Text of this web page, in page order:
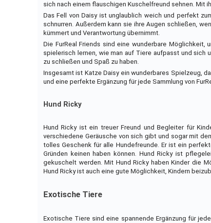
sich nach einem flauschigen Kuschelfreund sehnen. Mit
Das Fell von Daisy ist unglaublich weich und perfekt
schnurren. Außerdem kann sie ihre Augen schließen,
kümmert und Verantwortung übernimmt.
Die FurReal Friends sind eine wunderbare
spielerisch lernen, wie man auf Tiere aufpasst und
zu schließen und Spaß zu haben.
Insgesamt ist Katze Daisy ein wunderbares Spielzeug,
und eine perfekte Ergänzung für jede Sammlung von
Hund Ricky
Hund Ricky ist ein treuer Freund und Begleiter für
verschiedene Geräusche von sich gibt und sogar mit
tolles Geschenk für alle Hundefreunde. Er ist ein
Gründen keinen haben können. Hund Ricky ist
gekuschelt werden. Mit Hund Ricky haben Kinder die
Hund Ricky ist auch eine gute Möglichkeit, Kindern
Exotische Tiere
Exotische Tiere sind eine spannende Ergänzung für